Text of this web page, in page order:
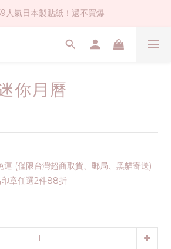
人氣！各種有趣的打洞器
人氣日本製貼紙！還不買爆
店$1500免運(台灣地區)
你月曆
(僅限台灣超商取貨、郵局、黑貓寄送)
章任選2件88折